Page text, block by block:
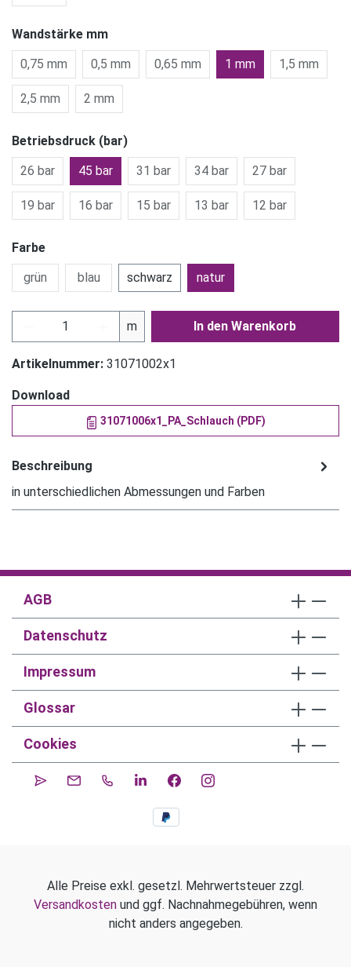
Wandstärke mm
0,75 mm
0,5 mm 0,65 mm 1 mm 1,5 mm
2,5 mm 2 mm
Betriebsdruck (bar)
26 bar
45 bar 31 bar 34 bar 27 bar
19 bar 16 bar 15 bar 13 bar 12 bar
Farbe
grün
blau schwarz natur
Produkt Anzahl: Gib den gewünschten Wert
m In den Warenkorb
Artikelnummer: 31071002x1
Download
31071006x1_PA_Schlauch (PDF)
Beschreibung
in unterschiedlichen Abmessungen und Farben
AGB
Datenschutz
Impressum
Glossar
Cookies
Alle Preise exkl. gesetzl. Mehrwertsteuer zzgl.
Versandkosten und ggf. Nachnahmegebühren, wenn
nicht anders angegeben.